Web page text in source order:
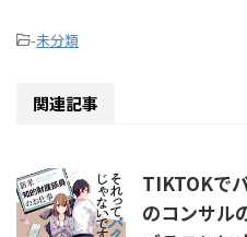
-未分類
関連記事
TIKTOKで
のコンサル